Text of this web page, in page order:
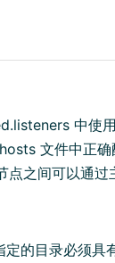
中使
文件中正确
点之间可以通过
的目录必须具